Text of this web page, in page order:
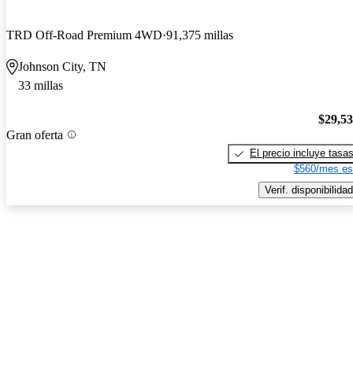
TRD Off-Road Premium 4WD 91,375 millas
Johnson City, TN
33 millas
Gran oferta
El precio incluye tasas
$560/mes
Verif. disponibilidad